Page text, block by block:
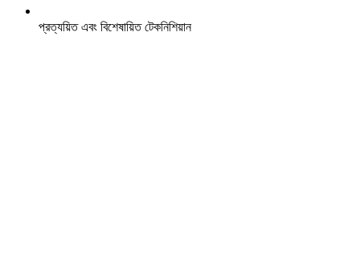
প্রত্যয়িত এবং বিশেষায়িত টেকনিশিয়ান